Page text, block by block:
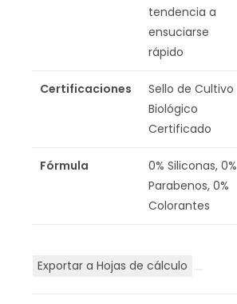
tendencia a
ensuciarse
rápido
Certificaciones
Sello de Cultivo
Biológico
Certificado
Fórmula
0% Siliconas, 0%
Parabenos, 0%
Colorantes
Exportar a Hojas de cálculo